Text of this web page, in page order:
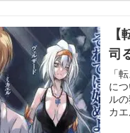
司
「
に
ル
カ